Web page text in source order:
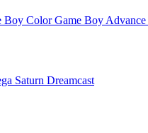
Boy ColorGame Boy Advance
Saturn Dreamcast